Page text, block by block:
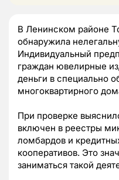
В Ленинском районе
обнаружила
Индивидуальный
граждан ювелирные
деньги в специально
многоквартирного
При проверке
включен в реестры
ломбардов и
кооперативов. Это
заниматься такой